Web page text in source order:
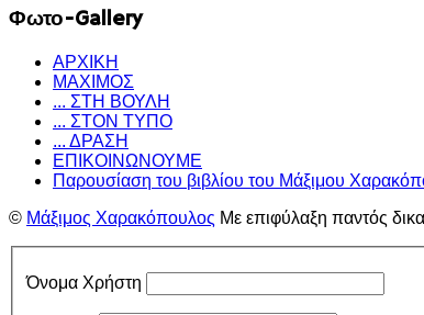
Φωτο-Gallery
ΑΡΧΙΚΗ
ΜΑΧΙΜΟΣ
... ΣΤΗ ΒΟΥΛΗ
... ΣΤΟΝ ΤΥΠΟ
... ΔΡΑΣΗ
ΕΠΙΚΟΙΝΩΝΟΥΜΕ
Παρουσίαση του βιβλίου του Μάξιμου
© Μάξιμος Χαρακόπουλος Με επιφύλαξη παντός
Όνομα Χρήστη